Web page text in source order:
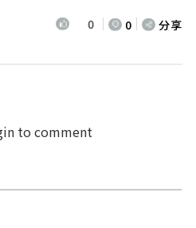
0 0 分享
to comment